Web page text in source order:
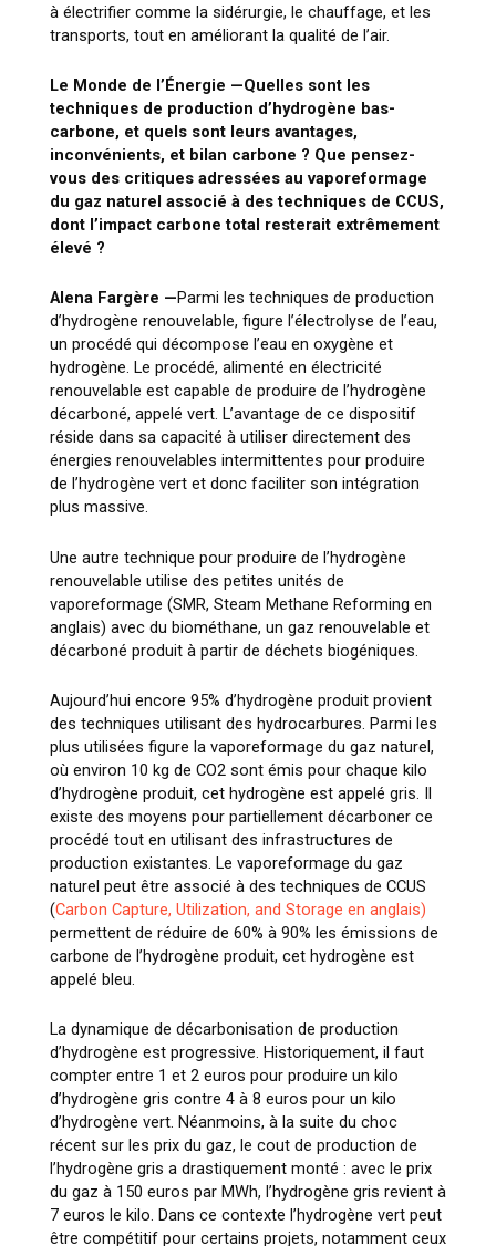
à électrifier comme la sidérurgie, le chauffage, et les
transports, tout en améliorant la qualité de l’air.
Le Monde de l’Énergie —Quelles sont les
techniques de production d’hydrogène bas-
carbone, et quels sont leurs avantages,
inconvénients, et bilan carbone ? Que pensez-
vous des critiques adressées au vaporeformage
du gaz naturel associé à des techniques de CCUS,
dont l’impact carbone total resterait extrêmement
élevé ?
Alena Fargère —Parmi les techniques de production
d’hydrogène renouvelable, figure l’électrolyse de l’eau,
un procédé qui décompose l’eau en oxygène et
hydrogène. Le procédé, alimenté en électricité
renouvelable est capable de produire de l’hydrogène
décarboné, appelé vert. L’avantage de ce dispositif
réside dans sa capacité à utiliser directement des
énergies renouvelables intermittentes pour produire
de l’hydrogène vert et donc faciliter son intégration
plus massive.
Une autre technique pour produire de l’hydrogène
renouvelable utilise des petites unités de
vaporeformage (SMR, Steam Methane Reforming en
anglais) avec du biométhane, un gaz renouvelable et
décarboné produit à partir de déchets biogéniques.
Aujourd’hui encore 95% d’hydrogène produit provient
des techniques utilisant des hydrocarbures. Parmi les
plus utilisées figure la vaporeformage du gaz naturel,
où environ 10 kg de CO2 sont émis pour chaque kilo
d’hydrogène produit, cet hydrogène est appelé gris. Il
existe des moyens pour partiellement décarboner ce
procédé tout en utilisant des infrastructures de
production existantes. Le vaporeformage du gaz
naturel peut être associé à des techniques de CCUS
(Carbon Capture, Utilization, and Storage en anglais)
permettent de réduire de 60% à 90% les émissions de
carbone de l’hydrogène produit, cet hydrogène est
appelé bleu.
La dynamique de décarbonisation de production
d’hydrogène est progressive. Historiquement, il faut
compter entre 1 et 2 euros pour produire un kilo
d’hydrogène gris contre 4 à 8 euros pour un kilo
d’hydrogène vert. Néanmoins, à la suite du choc
récent sur les prix du gaz, le cout de production de
l’hydrogène gris a drastiquement monté : avec le prix
du gaz à 150 euros par MWh, l’hydrogène gris revient à
7 euros le kilo. Dans ce contexte l’hydrogène vert peut
être compétitif pour certains projets, notamment ceux